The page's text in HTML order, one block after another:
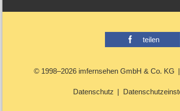
teilen
© 1998–2026 imfernsehen GmbH & Co. KG
Datenschutz